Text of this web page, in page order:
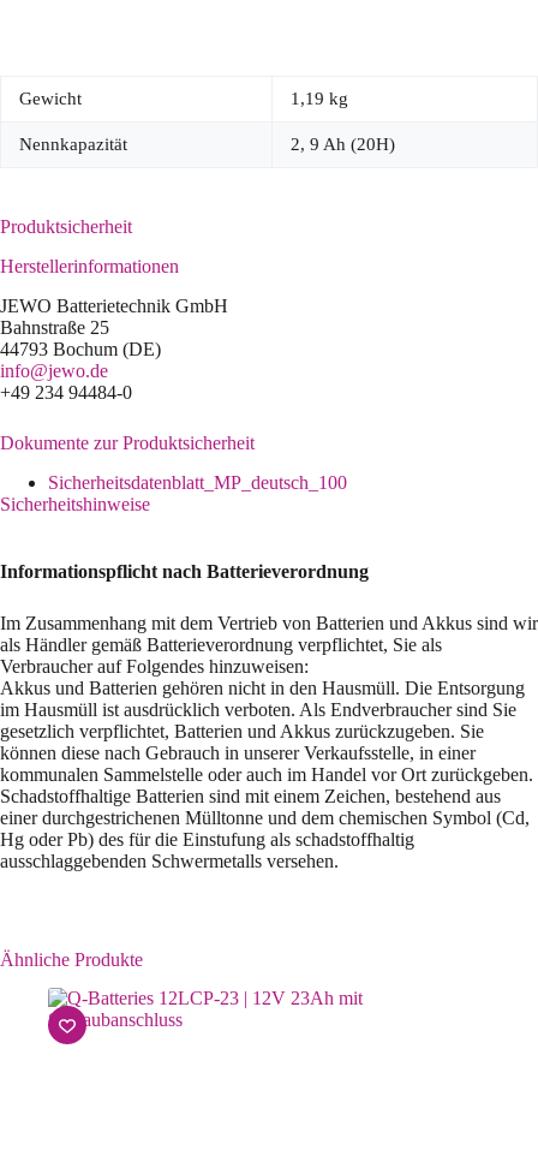
Gewicht 1,19 kg
Nennkapazität 2, 9 Ah (20H)
Produktsicherheit
Herstellerinformationen
JEWO Batterietechnik GmbH
Bahnstraße 25
44793 Bochum (DE)
info@jewo.de
+49 234 94484-0
Dokumente zur Produktsicherheit
Sicherheitsdatenblatt_MP_deutsch_100
Sicherheitshinweise
Informationspflicht nach Batterieverordnung
Im Zusammenhang mit dem Vertrieb von Batterien und Akkus sind wir
als Händler gemäß Batterieverordnung verpflichtet, Sie als
Verbraucher auf Folgendes hinzuweisen:
Akkus und Batterien gehören nicht in den Hausmüll. Die Entsorgung
im Hausmüll ist ausdrücklich verboten. Als Endverbraucher sind Sie
gesetzlich verpflichtet, Batterien und Akkus zurückzugeben. Sie
können diese nach Gebrauch in unserer Verkaufsstelle, in einer
kommunalen Sammelstelle oder auch im Handel vor Ort zurückgeben.
Schadstoffhaltige Batterien sind mit einem Zeichen, bestehend aus
einer durchgestrichenen Mülltonne und dem chemischen Symbol (Cd,
Hg oder Pb) des für die Einstufung als schadstoffhaltig
ausschlaggebenden Schwermetalls versehen.
Ähnliche Produkte